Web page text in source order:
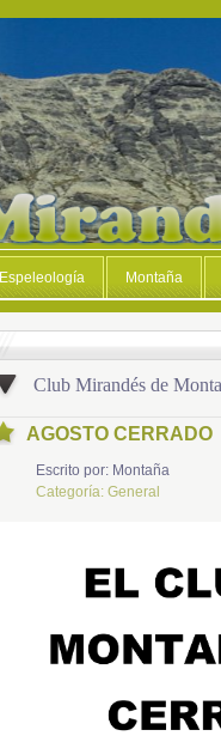
Espeleología Montaña
Club Mirandés de
AGOSTO CERRADO
Escrito por: Montaña
Categoría: General